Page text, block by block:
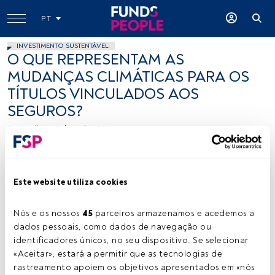
Este website utiliza cookies
Nós e os nossos 45 parceiros armazenamos e acedemos a
dados pessoais, como dados de navegação ou
identificadores únicos, no seu dispositivo. Se selecionar
«Aceitar», estará a permitir que as tecnologias de
rastreamento apoiem os objetivos apresentados em «nós
PT
INVESTIMENTO SUSTENTÁVEL
O QUE REPRESENTAM AS
MUDANÇAS CLIMÁTICAS PARA OS
TÍTULOS VINCULADOS AOS
SEGUROS?
Beat Hollinger 9 dezembro 2019
-